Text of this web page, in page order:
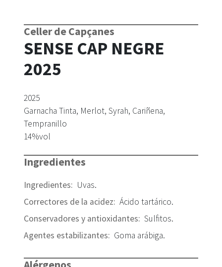
Celler de Capçanes
SENSE CAP NEGRE
2025
2025
Garnacha Tinta, Merlot, Syrah, Cariñena,
Tempranillo
14%vol
Ingredientes
Ingredientes: Uvas.
Correctores de la acidez: Ácido tartárico.
Conservadores y antioxidantes: Sulfitos.
Agentes estabilizantes: Goma arábiga.